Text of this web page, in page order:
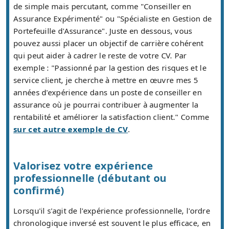
de simple mais percutant, comme "Conseiller en
Assurance Expérimenté" ou "Spécialiste en Gestion de
Portefeuille d'Assurance". Juste en dessous, vous
pouvez aussi placer un objectif de carrière cohérent
qui peut aider à cadrer le reste de votre CV. Par
exemple : "Passionné par la gestion des risques et le
service client, je cherche à mettre en œuvre mes 5
années d'expérience dans un poste de conseiller en
assurance où je pourrai contribuer à augmenter la
rentabilité et améliorer la satisfaction client." Comme
sur cet autre exemple de CV.
Valorisez votre expérience
professionnelle (débutant ou
confirmé)
Lorsqu'il s'agit de l'expérience professionnelle, l'ordre
chronologique inversé est souvent le plus efficace, en